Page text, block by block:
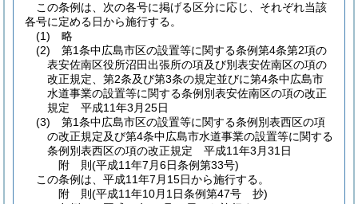
この条例は、次の各号に掲げる区分に応じ、それぞれ当該
各号に定める日から施行する。
(1)
略
(2)
第1条中広島市区の設置等に関する条例第4条第2項の
表安佐南区役所沼田出張所の項及び別表安佐南区の項の
改正規定、第2条及び第3条の規定並びに第4条中広島市
水道事業の設置等に関する条例別表安佐南区の項の改正
規定 平成11年3月25日
(3)
第1条中広島市区の設置等に関する条例別表西区の項
の改正規定及び第4条中広島市水道事業の設置等に関する
条例別表西区の項の改正規定 平成11年3月31日
附 則(平成11年7月6日条例第33号)
この条例は、平成11年7月15日から施行する。
附 則(平成11年10月1日条例第47号 抄)